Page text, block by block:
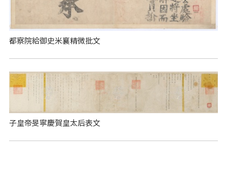
都察院給御史米襄精微批文
子皇帝旻寧慶賀皇太后表文